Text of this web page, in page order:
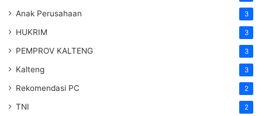
Anak Perusahaan 3
HUKRIM 3
PEMPROV KALTENG 3
Kalteng 3
Rekomendasi PC 2
TNI 2